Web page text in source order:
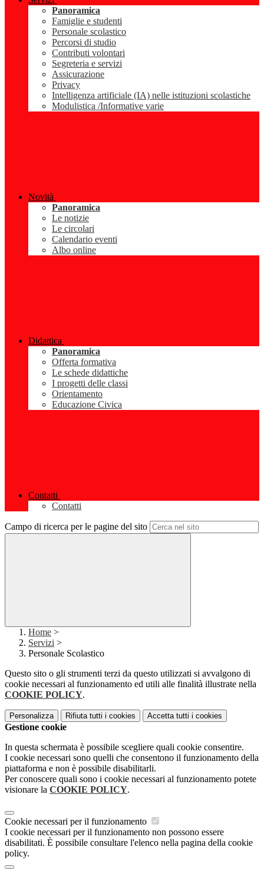
Panoramica
Famiglie e studenti
Personale scolastico
Percorsi di studio
Contributi volontari
Segreteria e servizi
Assicurazione
Privacy
Intelligenza artificiale (IA) nelle istituzioni scolastiche
Modulistica /Informative varie
Novità
Panoramica
Le notizie
Le circolari
Calendario eventi
Albo online
Didattica
Panoramica
Offerta formativa
Le schede didattiche
I progetti delle classi
Orientamento
Educazione Civica
Contatti
Contatti
Campo di ricerca per le pagine del sito
Home >
Servizi >
Personale Scolastico
Questo sito o gli strumenti terzi da questo utilizzati si avvalgono di
cookie necessari al funzionamento ed utili alle finalità illustrate nella
COOKIE POLICY.
Personalizza Rifiuta tutti i cookies Accetta tutti i cookies
Gestione cookie
In questa schermata è possibile scegliere quali cookie consentire.
I cookie necessari sono quelli che consentono il funzionamento della
piattaforma e non è possibile disabilitarli.
Per conoscere quali sono i cookie necessari al funzionamento potete
visionare la COOKIE POLICY.
Cookie necessari per il funzionamento
I cookie necessari per il funzionamento non possono essere
disabilitati. È possibile consultare l'elenco nella pagina della cookie
policy.